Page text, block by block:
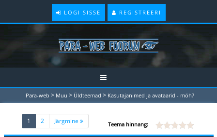
LOGI SISSE REGISTREERI
Para-web > Muu > Üldteemad > Kasutajanimed ja avataarid - möh?
1 (current)
2 Järgmine Teema hinnang: